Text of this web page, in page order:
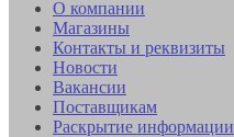
О компании
Магазины
Контакты и реквизиты
Новости
Вакансии
Поставщикам
Раскрытие информации